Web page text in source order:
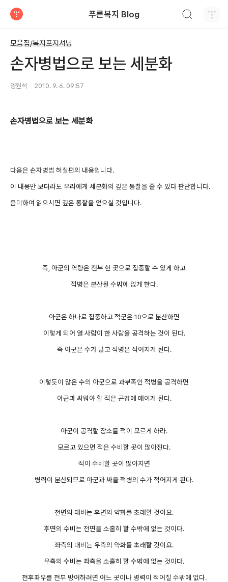
푸른복지 Blog
모음집/복지포지셔닝
손자병법으로 보는 세분화
양원석 2010. 9. 6. 09:57
손자병법으로 보는 세분화
다음은 손자병법 허실편의 내용입니다.
이 내용만 보더라도 우리에게 세분화의 깊은 통찰을 줄 수 있다 판단합니다.
음미하여 읽으시면 깊은 통찰을 얻으실 것입니다.
즉, 아군의 역량은 전부 한 곳으로 집중할 수 있게 하고
적병은 분산될 수밖에 없게 한다.
아군은 하나로 집중하고 적군은 10으로 분산하면
이렇게 되어 열 사람이 한 사람을 공격하는 것이 된다.
즉 아군은 수가 많고 적병은 적어지게 된다.
이렇듯이 많은 수의 아군으로 과부족인 적병을 공격하면
아군과 싸워야 할 적은 곤경에 매이게 된다.
아군이 공격할 장소를 적이 모르게 하라.
모르고 있으면 적은 수비할 곳이 많아진다.
적이 수비할 곳이 많아지면
병력이 분산되므로 아군과 싸울 적병의 수가 적어지게 된다.
전면의 대비는 후면의 약화를 초래할 것이요.
후면의 수비는 전면을 소홀히 할 수밖에 없는 것이다.
좌측의 대비는 우측의 약화를 초래할 것이요.
우측의 수비는 좌측을 소홀히 할 수밖에 없는 것이다.
전후좌우를 전부 방어하려면 어느 곳이나 병력이 적어질 수밖에 없다.